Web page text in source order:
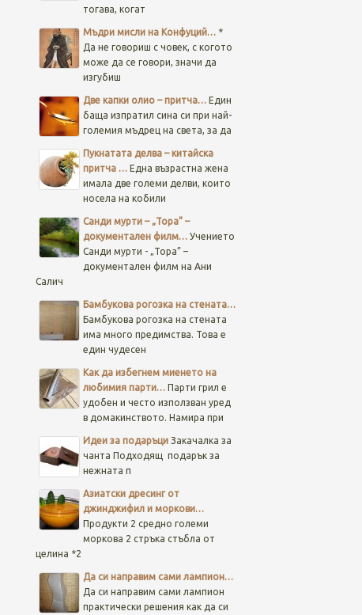
тогава, когат
Мъдри мисли на Конфуций… *
Да не говориш с човек, с когото
може да се говори, значи да
изгубиш
Две капки олио – притча… Един
баща изпратил сина си при най-
големия мъдрец на света, за да
Пукнатата делва – китайска
притча … Една възрастна жена
имала две големи делви, които
носела на кобили
Санди мурти – „Тора” –
документален филм… Учението
Санди мурти - „Тора” –
документален филм на Ани
Салич
Бамбукова рогозка на стената…
Бамбукова рогозка на стената
има много предимства. Това е
един чудесен
Как да избегнем миенето на
любимия парти… Парти грил е
удобен и често използван уред
в домакинството. Намира при
Идеи за подаръци Закачалка за
чантаПодходящ подарък за
нежната п
Азиатски дресинг от
джинджифил и моркови…
Продукти 2 средно големи
моркова 2 стръка стъбла от
целина *2
Да си направим сами лампион…
Да си направим сами лампион
практически решения как да си